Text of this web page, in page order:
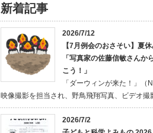
新着記事
2026/7/12
【7月例会のおさそい】夏
「写真家の佐藤信敏さんか
こう！」
「ダーウィンが来た！」（
映像撮影を担当され、野鳥飛翔写真、ビデオ
2026/7/2